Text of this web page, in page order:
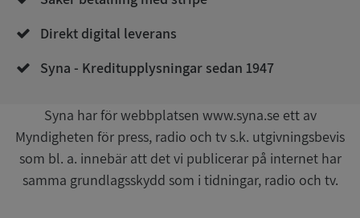
Direkt digital leverans
Syna - Kreditupplysningar sedan 1947
Syna har för webbplatsen www.syna.se ett av
Myndigheten för press, radio och tv s.k. utgivningsbevis
som bl. a. innebär att det vi publicerar på internet har
samma grundlagsskydd som i tidningar, radio och tv.
VISITOR_PRIVACY_METADATA
YouTube
.youtube.com
5 månader
4 veckor
Google
Privacy Policy